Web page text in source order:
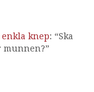
knep: “Ska
munnen?”